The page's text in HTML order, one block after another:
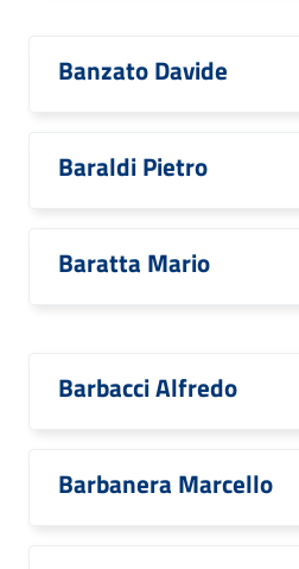
Banzato Davide
Baraldi Pietro
Baratta Mario
Barbacci Alfredo
Barbanera Marcello